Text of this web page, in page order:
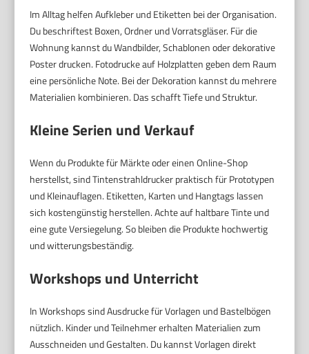
Im Alltag helfen Aufkleber und Etiketten bei der Organisation.
Du beschriftest Boxen, Ordner und Vorratsgläser. Für die
Wohnung kannst du Wandbilder, Schablonen oder dekorative
Poster drucken. Fotodrucke auf Holzplatten geben dem Raum
eine persönliche Note. Bei der Dekoration kannst du mehrere
Materialien kombinieren. Das schafft Tiefe und Struktur.
Kleine Serien und Verkauf
Wenn du Produkte für Märkte oder einen Online-Shop
herstellst, sind Tintenstrahldrucker praktisch für Prototypen
und Kleinauflagen. Etiketten, Karten und Hangtags lassen
sich kostengünstig herstellen. Achte auf haltbare Tinte und
eine gute Versiegelung. So bleiben die Produkte hochwertig
und witterungsbeständig.
Workshops und Unterricht
In Workshops sind Ausdrucke für Vorlagen und Bastelbögen
nützlich. Kinder und Teilnehmer erhalten Materialien zum
Ausschneiden und Gestalten. Du kannst Vorlagen direkt